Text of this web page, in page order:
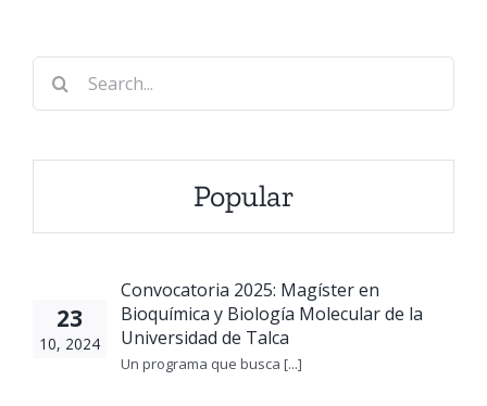
Search
Popular
23
10, 2024
Convocatoria 2025: Magíster en
Bioquímica y Biología Molecular de la
Universidad de Talca
Un programa que busca [...]